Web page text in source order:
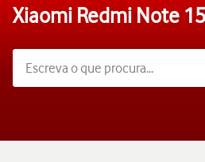
Xiaomi Redmi Note